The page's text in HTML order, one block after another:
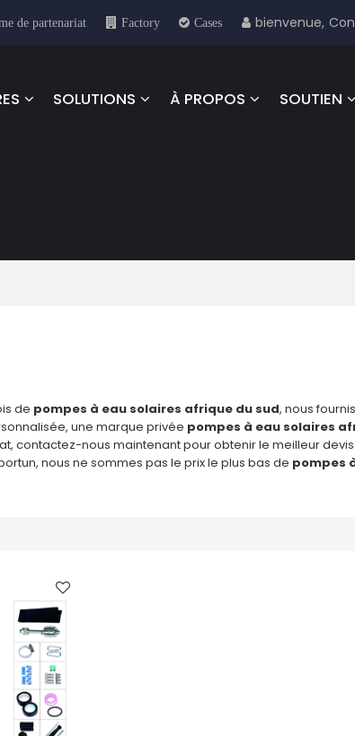
de partenariat Factory Cases bienvenue,
SOLUTIONS À PROPOS SOUTIEN
de pompes à eau solaires afrique du sud, nous
une marque privée pompes à eau solaires
contactez-nous maintenant pour obtenir le meilleur
nous ne sommes pas le prix le plus bas de pompes